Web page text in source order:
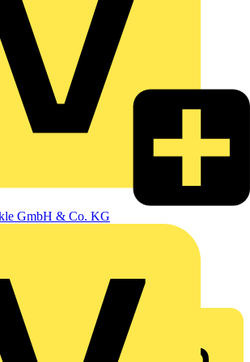
GmbH & Co. KG
grün
flexibler Leiterplattenverbinder
-
-40 - 105
Buchse